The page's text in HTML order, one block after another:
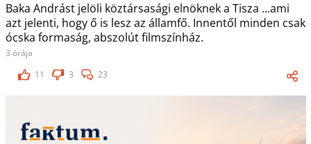
Baka Andrást jelöli köztársasági elnöknek a Tisza ...ami
azt jelenti, hogy ő is lesz az államfő. Innentől minden csak
ócska formaság, abszolút filmszínház.
3 órája
11
3 23